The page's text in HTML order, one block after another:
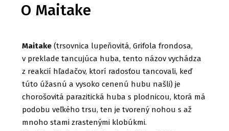
O Maitake
Maitake(trsovnica lupeňovitá, Grifola frondosa,
v preklade tancujúca huba, tento názov vychádza
z reakcií hľadačov, ktorí radosťou tancovali, keď
túto úžasnú a vysoko cenenú hubu našli) je
chorošovitá parazitická huba s plodnicou, ktorá má
podobu veľkého trsu, ten je tvorený nohou s až
mnoho stami zrastenými klobúkmi.